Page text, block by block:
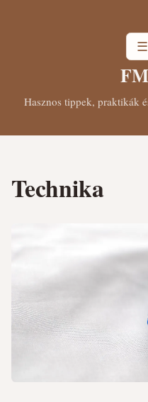
☰
Hasznos tippek, praktikák
Technika